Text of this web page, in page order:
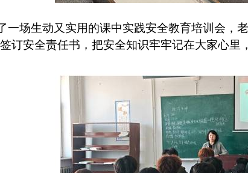
一场生动又实用的课中实践安全教育培训会
订安全责任书，把安全知识牢牢记在大家心里